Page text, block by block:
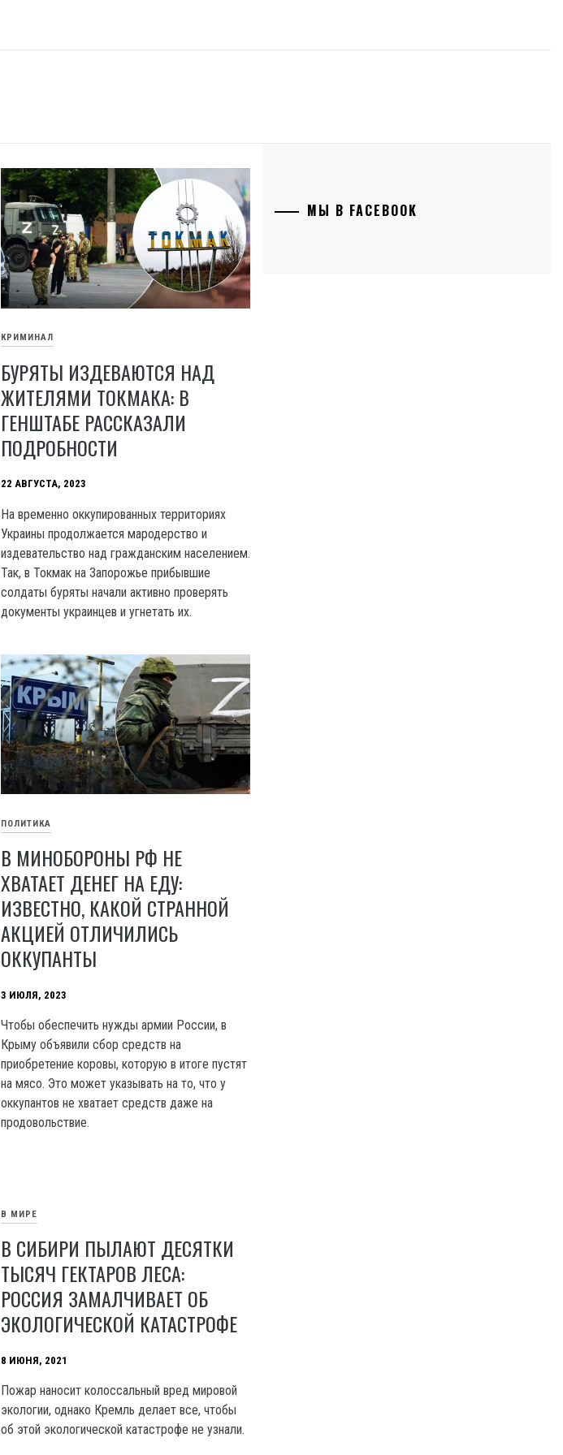
КРИМИНАЛ
БУРЯТЫ ИЗДЕВАЮТСЯ НАД
ЖИТЕЛЯМИ ТОКМАКА: В
ГЕНШТАБЕ РАССКАЗАЛИ
ПОДРОБНОСТИ
22 АВГУСТА, 2023
На временно оккупированных территориях
Украины продолжается мародерство и
издевательство над гражданским населением.
Так, в Токмак на Запорожье прибывшие
солдаты буряты начали активно проверять
документы украинцев и угнетать их.
ПОЛИТИКА
В МИНОБОРОНЫ РФ НЕ
ХВАТАЕТ ДЕНЕГ НА ЕДУ:
ИЗВЕСТНО, КАКОЙ СТРАННОЙ
АКЦИЕЙ ОТЛИЧИЛИСЬ
ОККУПАНТЫ
3 ИЮЛЯ, 2023
Чтобы обеспечить нужды армии России, в
Крыму объявили сбор средств на
приобретение коровы, которую в итоге пустят
на мясо. Это может указывать на то, что у
оккупантов не хватает средств даже на
продовольствие.
В МИРЕ
В СИБИРИ ПЫЛАЮТ ДЕСЯТКИ
ТЫСЯЧ ГЕКТАРОВ ЛЕСА:
РОССИЯ ЗАМАЛЧИВАЕТ ОБ
ЭКОЛОГИЧЕСКОЙ КАТАСТРОФЕ
8 ИЮНЯ, 2021
Пожар наносит колоссальный вред мировой
экологии, однако Кремль делает все, чтобы
об этой экологической катастрофе не узнали.
МЫ В FACEBOOK